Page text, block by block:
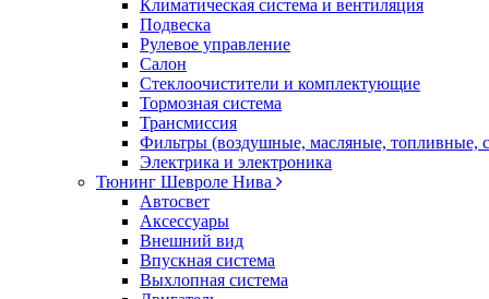
Климатическая система и вентиляция
Подвеска
Рулевое управление
Салон
Стеклоочистители и комплектующие
Тормозная система
Трансмиссия
Фильтры (воздушные, масляные, топливные,
Электрика и электроника
Тюнинг Шевроле Нива
Автосвет
Аксессуары
Внешний вид
Впускная система
Выхлопная система